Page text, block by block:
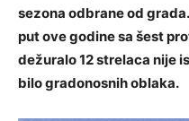
sezona odbrane od
put ove godine sa šest
dežuralo 12 strelaca nije
bilo gradonosnih oblaka.